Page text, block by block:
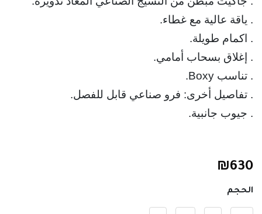
. جيوب جانبية.
₪630
الحجم